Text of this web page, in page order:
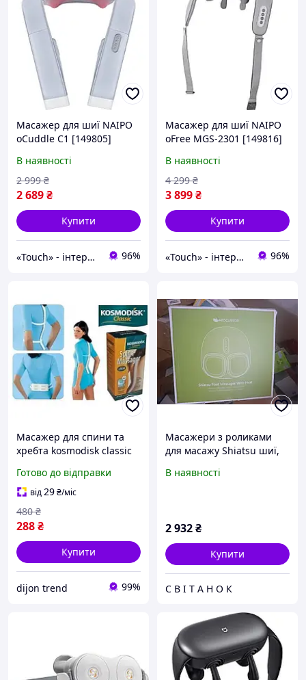
Масажер для шиї NAIPO
oCuddle C1 [149805]
В наявності
2 689₴
2 999 ₴
Купити
«Touch» - інтернет-магазин електроніки та гаджетів 96%
Масажер для шиї NAIPO
oFree MGS-2301 [149816]
В наявності
3 899₴
4 299 ₴
Купити
«Touch» - інтернет-магазин електроніки та гаджетів 96%
Масажер для спини та
хребта kosmodisk classic
роликовий для попереку
пояс жіночий
Готово до відправки
від29₴/міс
288₴
480 ₴
Купити
dijon trend 99%
Масажери з роликами
для масажу Shiatsu шиї,
В наявності
2 932₴
Купити
С В І Т А Н О К